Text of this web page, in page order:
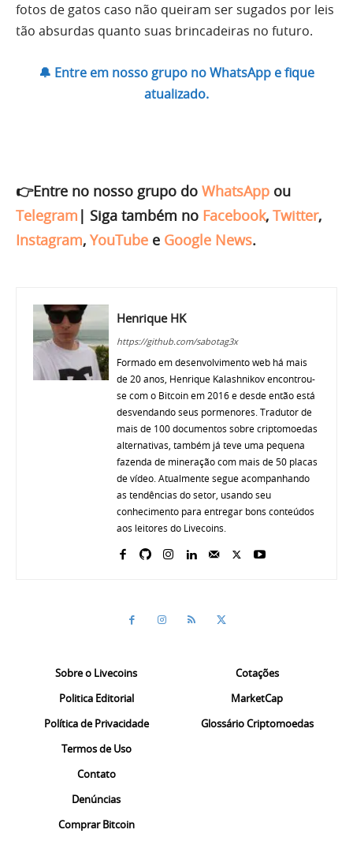
fotos de gatos caso não queiram ser sugados por leis
tão absurdas quanto suas brincadeiras no futuro.
🔔 Entre em nosso grupo no WhatsApp e fique
atualizado.
👉Entre no nosso grupo do WhatsApp ou
Telegram | Siga também no Facebook, Twitter,
Instagram, YouTube e Google News.
Henrique HK
https://github.com/sabotag3x
Formado em desenvolvimento web há mais
de 20 anos, Henrique Kalashnikov encontrou-
se com o Bitcoin em 2016 e desde então está
desvendando seus pormenores. Tradutor de
mais de 100 documentos sobre criptomoedas
alternativas, também já teve uma pequena
fazenda de mineração com mais de 50 placas
de vídeo. Atualmente segue acompanhando
as tendências do setor, usando seu
conhecimento para entregar bons conteúdos
aos leitores do Livecoins.
Sobre o Livecoins
Politica Editorial
Política de Privacidade
Termos de Uso
Contato
Denúncias
Comprar Bitcoin
Cotações
MarketCap
Glossário Criptomoedas